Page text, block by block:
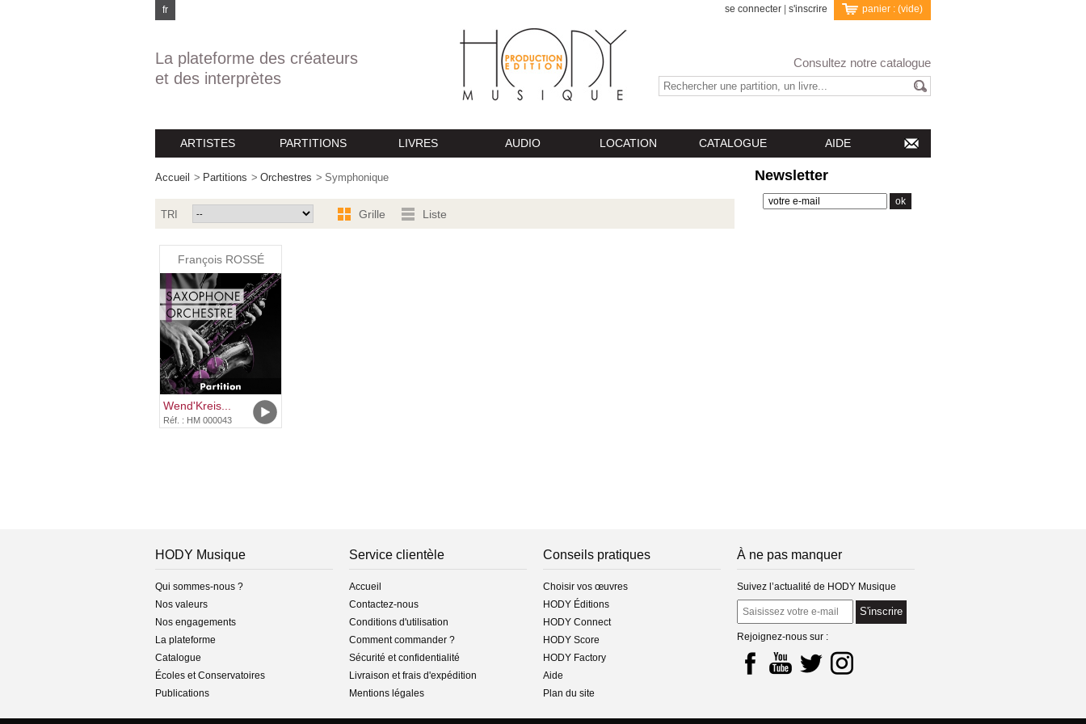
La plateforme des créateurs
et des interprètes
fr se connecter s'inscrire panier : (vide)
Consultez notre catalogue
ARTISTES PARTITIONS LIVRES AUDIO LOCATION CATALOGUE AIDE
Newsletter
Accueil > Partitions > Orchestres > Symphonique
TRI Grille Liste
François ROSSÉ
Wend'Kreis...
Réf. : HM 000043
HODY Musique
Qui sommes-nous ?
Nos valeurs
Nos engagements
La plateforme
Catalogue
Écoles et Conservatoires
Publications
Service clientèle
Accueil
Contactez-nous
Conditions d'utilisation
Comment commander ?
Sécurité et confidentialité
Livraison et frais d'expédition
Mentions légales
Conseils pratiques
Choisir vos œuvres
HODY Éditions
HODY Connect
HODY Score
HODY Factory
Aide
Plan du site
À ne pas manquer
Suivez l’actualité de HODY Musique
S'inscrire
Rejoignez-nous sur :